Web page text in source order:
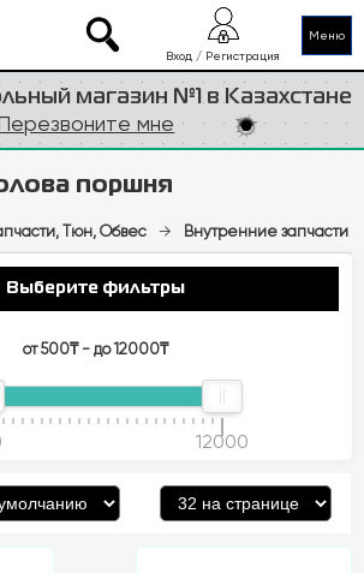
Меню
магазин №1 в Казахстане
Вход / Регистрация
мне
поршня
Тюн, Обвес → Внутренние запчасти
Выберите фильтры
от 500₸ - до 12000₸
12000